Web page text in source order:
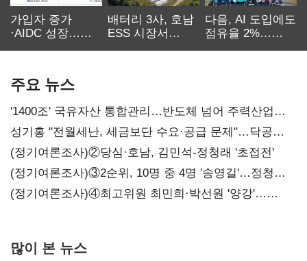
가입자 증가
·AIDC 성장…
배터리 3사, 호남
ESS 시장서
다음, AI 도입에도
점유율 2%…
주요 뉴스
'1400조' 국유자산 통합관리…반도체 넘어 주력산업
구조혁신
성기홍 "전월세난, 세금보단 수요·공급 문제"…닥공
시사
(정기여론조사)②당심·호남, 김민석-정청래 '초접전'
(정기여론조사)③2순위, 10명 중 4명 '송영길'…정청래
'한 자릿수'
(정기여론조사)④최고위원 최민희·박선원 '양강'…
많이 본 뉴스